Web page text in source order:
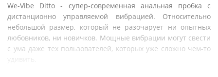
We-Vibe Ditto - супер-современная анальная пробка с
дистанционно управляемой вибрацией. Относительно
небольшой размер, который не разочарует ни опытных
любовников, ни новичков. Мощные вибрации могут свести
с ума даже тех пользователей, которых уже сложно чем-то